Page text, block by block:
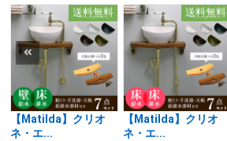
送料無料
【Matilda】クリオ
ネ・エ...
送料無料
【Matilda】クリオ
ネ・エ...